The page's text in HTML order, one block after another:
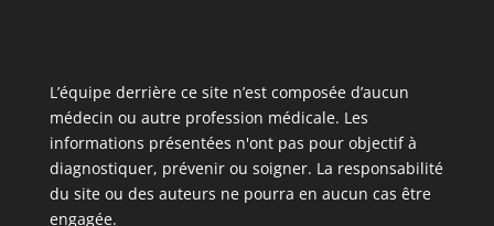
L’équipe derrière ce site n’est composée d’aucun
médecin ou autre profession médicale. Les
informations présentées n'ont pas pour objectif à
diagnostiquer, prévenir ou soigner. La responsabilité
du site ou des auteurs ne pourra en aucun cas être
engagée.